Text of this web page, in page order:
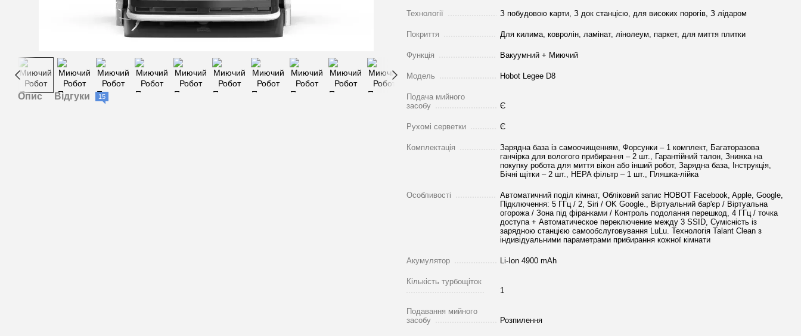
Опис Відгуки 15
Технології З побудовою карти, З док станцією, для високих порогів, З лідаром
Покриття Для килима, ковролін, ламінат, лінолеум, паркет, для миття плитки
Функція Вакуумний + Миючий
Модель Hobot Legee D8
Подача мийного
засобу
Є
Рухомі серветки Є
Комплектація
Зарядна база із самоочищенням, Форсунки – 1 комплект, Багаторазова
ганчірка для вологого прибирання – 2 шт., Гарантійний талон, Знижка на
покупку робота для миття вікон або інший робот, Зарядна база, Інструкція,
Бічні щітки – 2 шт., HEPA фільтр – 1 шт., Пляшка-лійка
Особливості
Автоматичний поділ кімнат, Обліковий запис HOBOT Facebook, Apple, Google,
Підключення: 5 ГГц / 2, Siri / OK Google., Віртуальний бар'єр / Віртуальна
огорожа / Зона під фіранками / Контроль подолання перешкод, 4 ГГц / точка
доступа + Автоматическое переключение между 3 SSID, Сумісність із
зарядною станцією самообслуговування LuLu. Технологія Talant Clean з
індивідуальними параметрами прибирання кожної кімнати
Акумулятор Li-Ion 4900 mAh
Кількість турбощіток
1
Подавання мийного
засобу
Розпилення